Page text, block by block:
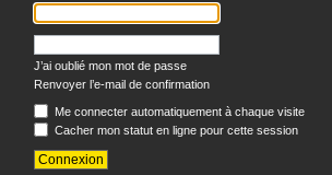
J’ai oublié mon mot de passe
Renvoyer l’e-mail de confirmation
Me connecter automatiquement à chaque visite
Cacher mon statut en ligne pour cette session